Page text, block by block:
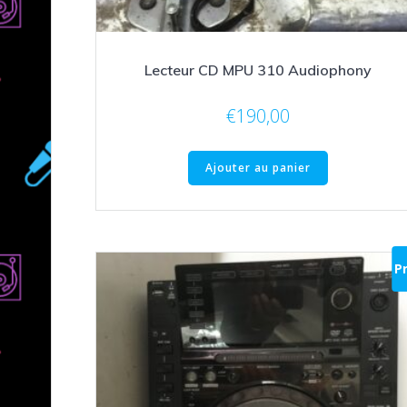
Lecteur CD MPU 310 Audiophony
€190,00
Ajouter au panier